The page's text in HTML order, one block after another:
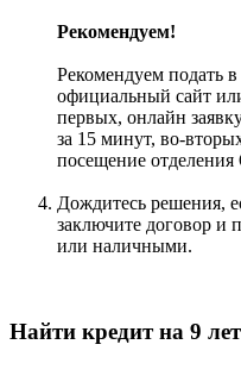
Рекомендуем!
Рекомендуем подать
официальный сайт
первых, онлайн
за 15 минут, во-
посещение
Дождитесь решения,
заключите договор и
или наличными.
Найти кредит на 9